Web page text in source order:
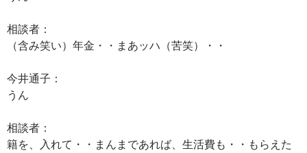
相談者：
（含み笑い）年金・・まあッハ（苦笑）・・
今井通子：
うん
相談者：
籍を、入れて・・まんまであれば、生活費も・・もらえた